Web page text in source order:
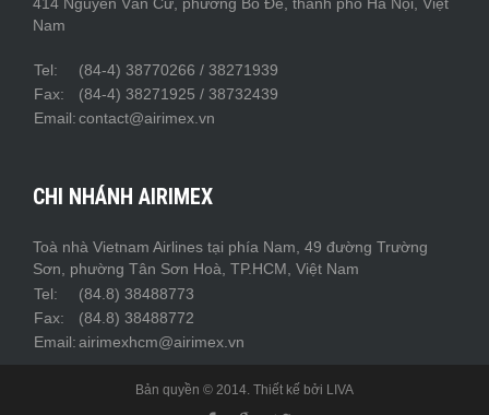
Nam
Tel:
(84-4) 38770266 / 38271939
Fax:
(84-4) 38271925 / 38732439
Email:contact@airimex.vn
CHI NHÁNH AIRIMEX
Toà nhà Vietnam Airlines tại phía Nam, 49 đường Trường
Sơn, phường Tân Sơn Hoà, TP.HCM, Việt Nam
Tel:
(84.8) 38488773
Fax:
(84.8) 38488772
Email:airimexhcm@airimex.vn
Bản quyền © 2014. Thiết kế bởi LIVA